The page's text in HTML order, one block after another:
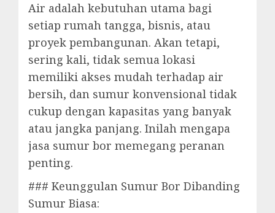
Air adalah kebutuhan utama bagi
setiap rumah tangga, bisnis, atau
proyek pembangunan. Akan tetapi,
sering kali, tidak semua lokasi
memiliki akses mudah terhadap air
bersih, dan sumur konvensional tidak
cukup dengan kapasitas yang banyak
atau jangka panjang. Inilah mengapa
jasa sumur bor memegang peranan
penting.
### Keunggulan Sumur Bor Dibanding
Sumur Biasa: